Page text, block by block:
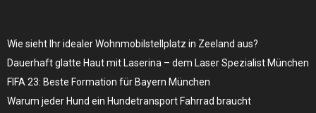
Wie sieht Ihr idealer Wohnmobilstellplatz in Zeeland aus?
Dauerhaft glatte Haut mit Laserina – dem Laser Spezialist München
FIFA 23: Beste Formation für Bayern München
Warum jeder Hund ein Hundetransport Fahrrad braucht